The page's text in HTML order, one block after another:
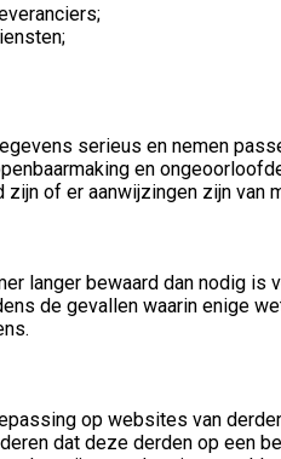
serieus en nemen
en
of er aanwijzingen zijn van
langer bewaard dan nodig is
de gevallen waarin enige
op websites van
dat deze derden op een